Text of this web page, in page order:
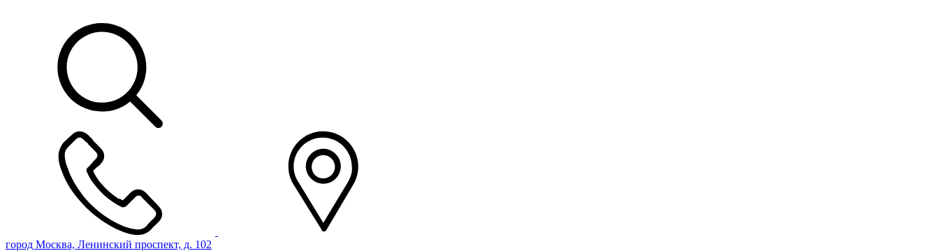
город Москва, Ленинский проспект, д. 102